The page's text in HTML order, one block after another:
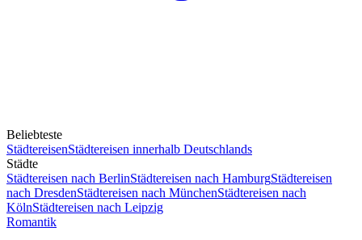
Beliebteste
StädtereisenStädtereisen innerhalb Deutschlands
Städte
Städtereisen nach BerlinStädtereisen nach HamburgStädtereisen
nach DresdenStädtereisen nach MünchenStädtereisen nach
KölnStädtereisen nach Leipzig
Romantik